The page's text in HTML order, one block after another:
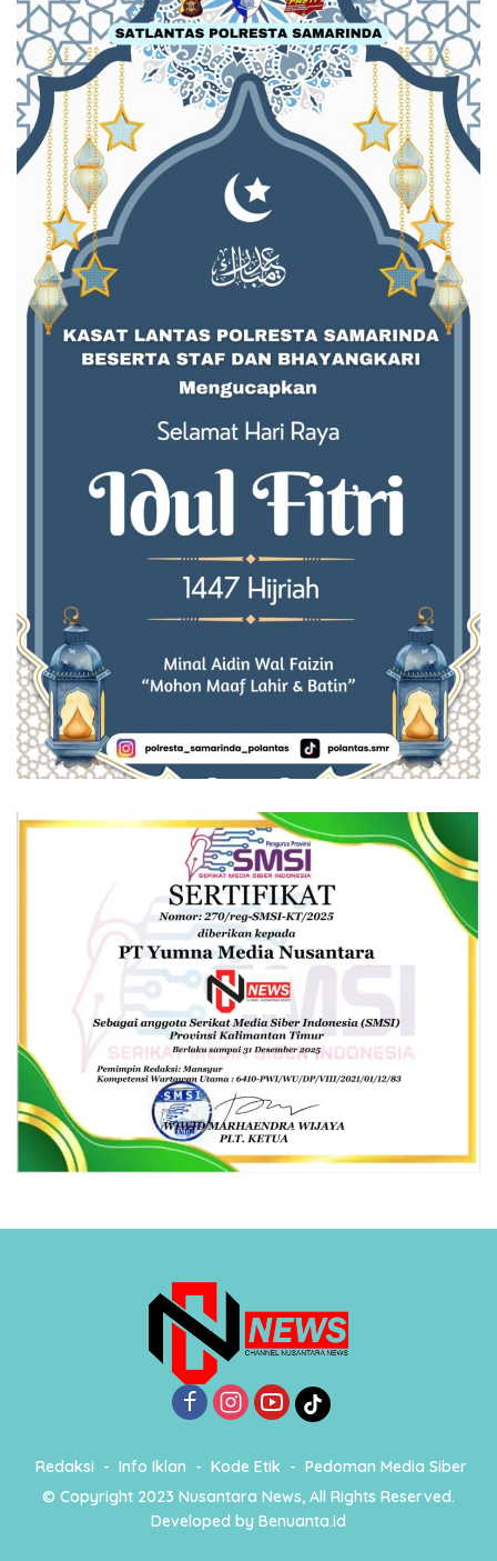
Redaksi Info Iklan Kode Etik
Pedoman Media Siber
© Copyright 2023 Nusantara News, All Rights Reserved.
Developed by Benuanta.id